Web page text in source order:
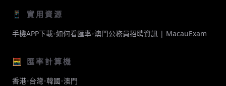
📱 實用資源
手機APP下載•如何看匯率•澳門公務員招聘資訊 | MacauExam
🧮 匯率計算機
香港•台灣•韓國•澳門